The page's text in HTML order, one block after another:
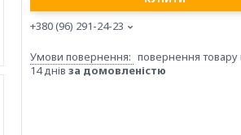
+380 (96) 291-24-23
повернення товару
14 днів за домовленістю